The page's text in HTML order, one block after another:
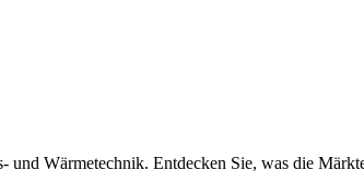
Wärmetechnik. Entdecken Sie, was die